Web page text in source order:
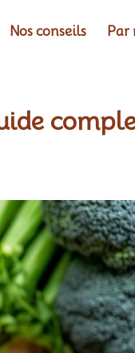
Nos conseils Par